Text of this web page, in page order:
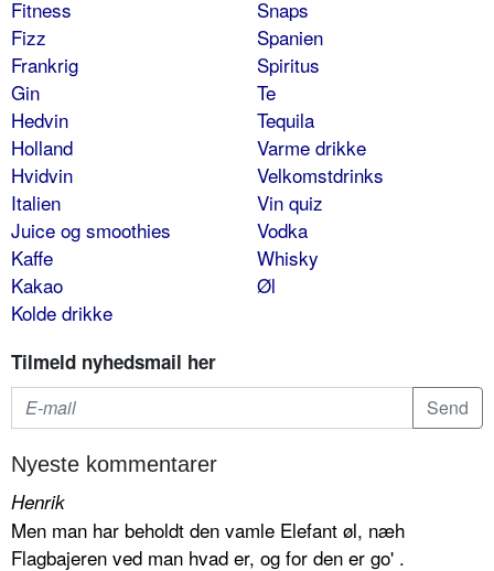
Fitness
Fizz
Frankrig
Gin
Hedvin
Holland
Hvidvin
Italien
Juice og smoothies
Kaffe
Kakao
Kolde drikke
Snaps
Spanien
Spiritus
Te
Tequila
Varme drikke
Velkomstdrinks
Vin quiz
Vodka
Whisky
Øl
Tilmeld nyhedsmail her
Nyeste kommentarer
Henrik
Men man har beholdt den vamle Elefant øl, næh
Flagbajeren ved man hvad er, og for den er go' .